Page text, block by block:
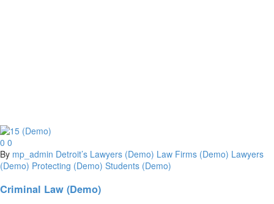
0 0
By mp_admin Detroit’s Lawyers (Demo) Law Firms (Demo) Lawyers
(Demo) Protecting (Demo) Students (Demo)
Criminal Law (Demo)